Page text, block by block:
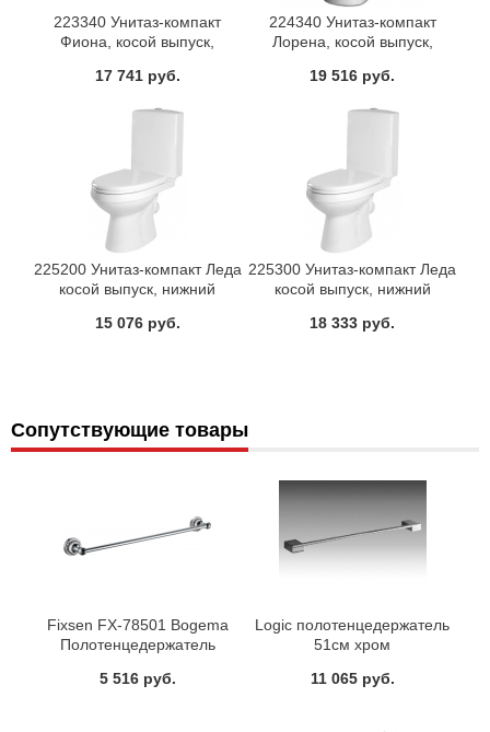
223340 Унитаз-компакт
Фиона, косой выпуск,
Смыва 3/6л, с сиденьем
17 741 руб.
224340 Унитаз-компакт
Лорена, косой выпуск,
слива одноуровневый 6,5л, с
19 516 руб.
225200 Унитаз-компакт Леда
косой выпуск, нижний
3/6л, с сиденьем дюропласт
15 076 руб.
225300 Унитаз-компакт Леда
косой выпуск, нижний
3/6л, с сиденьем дюропласт,
18 333 руб.
Сопутствующие товары
Fixsen FX-78501 Bogema
Полотенцедержатель
5 516 руб.
Logic полотенцедержатель
51см хром
11 065 руб.